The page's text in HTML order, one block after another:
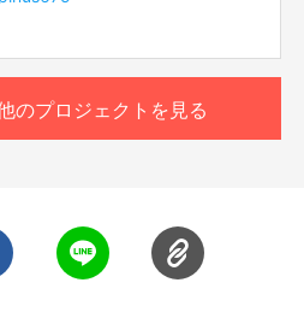
のプロジェクトを見る